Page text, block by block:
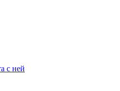
с ней